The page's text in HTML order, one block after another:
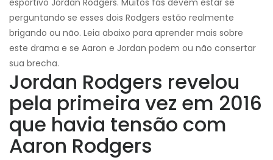
perguntando se esses dois Rodgers estão realmente
brigando ou não. Leia abaixo para aprender mais sobre
este drama e se Aaron e Jordan podem ou não consertar
sua brecha.
Jordan Rodgers revelou
pela primeira vez em 2016
que havia tensão com
Aaron Rodgers